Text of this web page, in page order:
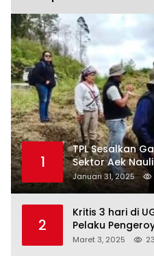
1
TPL Sesalkan
Sektor Aek Nauli
Januari 31, 2025
2
Kritis 3 hari di
Pelaku
Melenggang
Maret 3, 2025